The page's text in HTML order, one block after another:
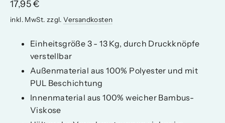
Normaler
Preis
17,95 €
inkl. MwSt. zzgl.Versandkosten
Einheitsgröße 3 - 13 Kg, durch Druckknöpfe
verstellbar
Außenmaterial aus 100% Polyester und mit
PUL Beschichtung
Innenmaterial aus 100% weicher Bambus-
Viskose